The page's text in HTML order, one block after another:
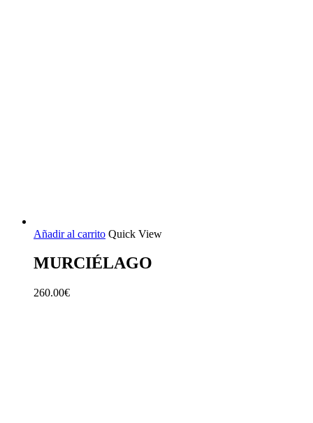
Añadir al carrito Quick View
MURCIÉLAGO
260.00€